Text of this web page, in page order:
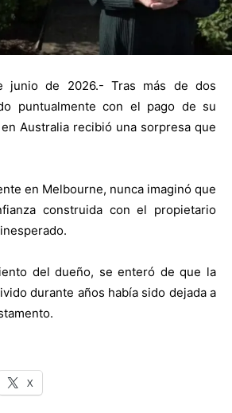
junio de 2026.- Tras más de dos
puntualmente con el pago de su
Australia recibió una sorpresa que
en Melbourne, nunca imaginó que
construida con el propietario
del dueño, se enteró de que la
durante años había sido dejada a
X